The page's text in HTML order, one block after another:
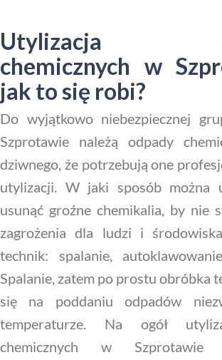
Utylizacja
chemicznych w
jak to się robi?
Do wyjątkowo niebezpiecznej
Szprotawie należą odpady
dziwnego, że potrzebują one
utylizacji. W jaki sposób można
usunąć groźne chemikalia, by nie
zagrożenia dla ludzi i
technik: spalanie,
Spalanie, zatem po prostu obróbka
się na poddaniu odpadów
temperaturze. Na ogół
chemicznych w Szprotawie